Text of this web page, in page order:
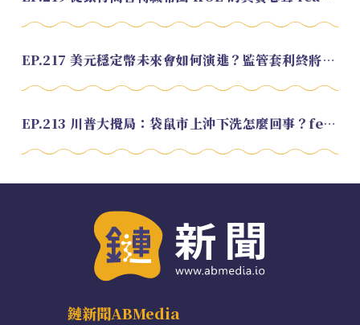
EP.217 美元穩定幣未來會如何演進？監管套利終將收斂？feat. 研究員 余哲安
EP.213 川普大攪局：袋鼠市上沖下洗怎麼回事？feat. Alvin
鏈新聞ABMedia